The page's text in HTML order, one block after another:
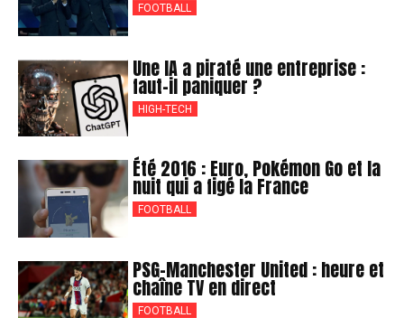
FOOTBALL
Une IA a piraté une entreprise :
faut-il paniquer ?
HIGH-TECH
Été 2016 : Euro, Pokémon Go et la
nuit qui a figé la France
FOOTBALL
PSG-Manchester United : heure et
chaîne TV en direct
FOOTBALL